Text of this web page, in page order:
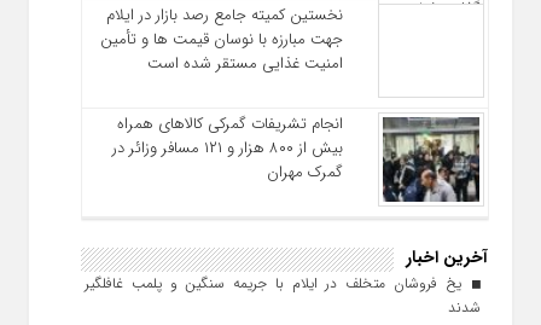
نخستین کمیته جامع رصد بازار در ایلام
جهت مبارزه با نوسان قیمت‌ ها و تأمین
امنیت غذایی مستقر شده است
انجام تشریفات گمرکی کالاهای همراه
بیش از ۸۰۰ هزار و ۱۲۱ مسافر وزائر در
گمرک مهران
آخرین اخبار
یخ‌ فروشان متخلف در ایلام با جریمه سنگین و پلمب غافلگیر
شدند